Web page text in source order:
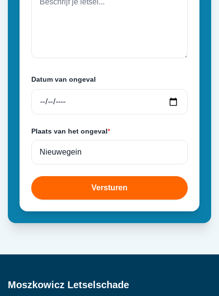
Datum van ongeval
Plaats van het ongeval*
Versturen
Moszkowicz Letselschade